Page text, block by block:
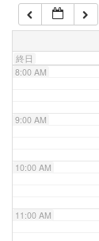
終日
7:00 AM
8:00 AM
9:00 AM
10:00 AM
11:00 AM